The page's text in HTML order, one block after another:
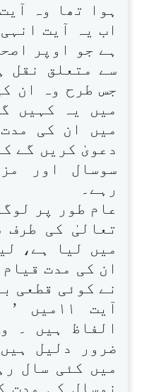
اب یہ آیت
ہے جو اوپر
سے متعلق نقل
جس طرح وہ ان
میں یہ کہیں
میں ان کی
دعویٰ کریں گے
سوسال اور
رہے۔
عام طور پر
تعالیٰ کی طرف
میں لیا ہے،
ان کی مدت
نے کوئی قطعی
آیت
الفاظ ہیں ۔
ضرور دلیل
میں کئی سال
نوسال کی مدت